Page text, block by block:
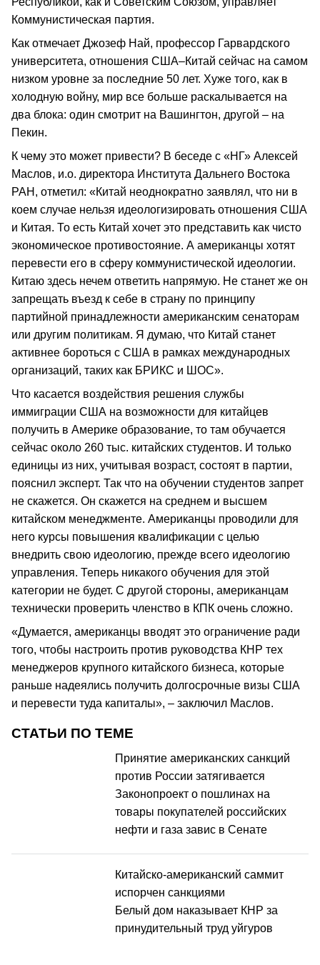
Коммунистическая партия.
Как отмечает Джозеф Най, профессор Гарвардского
университета, отношения США–Китай сейчас на самом
низком уровне за последние 50 лет. Хуже того, как в
холодную войну, мир все больше раскалывается на
два блока: один смотрит на Вашингтон, другой – на
Пекин.
К чему это может привести? В беседе с «НГ» Алексей
Маслов, и.о. директора Института Дальнего Востока
РАН, отметил: «Китай неоднократно заявлял, что ни в
коем случае нельзя идеологизировать отношения США
и Китая. То есть Китай хочет это представить как чисто
экономическое противостояние. А американцы хотят
перевести его в сферу коммунистической идеологии.
Китаю здесь нечем ответить напрямую. Не станет же он
запрещать въезд к себе в страну по принципу
партийной принадлежности американским сенаторам
или другим политикам. Я думаю, что Китай станет
активнее бороться с США в рамках международных
организаций, таких как БРИКС и ШОС».
Что касается воздействия решения службы
иммиграции США на возможности для китайцев
получить в Америке образование, то там обучается
сейчас около 260 тыс. китайских студентов. И только
единицы из них, учитывая возраст, состоят в партии,
пояснил эксперт. Так что на обучении студентов запрет
не скажется. Он скажется на среднем и высшем
китайском менеджменте. Американцы проводили для
него курсы повышения квалификации с целью
внедрить свою идеологию, прежде всего идеологию
управления. Теперь никакого обучения для этой
категории не будет. С другой стороны, американцам
технически проверить членство в КПК очень сложно.
«Думается, американцы вводят это ограничение ради
того, чтобы настроить против руководства КНР тех
менеджеров крупного китайского бизнеса, которые
раньше надеялись получить долгосрочные визы США
и перевести туда капиталы», – заключил Маслов.
СТАТЬИ ПО ТЕМЕ
Принятие американских санкций
против России затягивается
Законопроект о пошлинах на
товары покупателей российских
нефти и газа завис в Сенате
Китайско-американский саммит
испорчен санкциями
Белый дом наказывает КНР за
принудительный труд уйгуров